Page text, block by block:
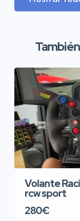
Volante
rcw sport
280€